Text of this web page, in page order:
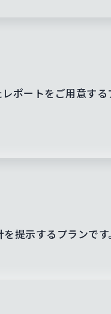
レポートをご用意
提示するプランで